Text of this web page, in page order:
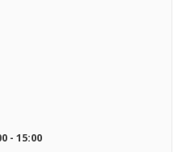
- 15:00